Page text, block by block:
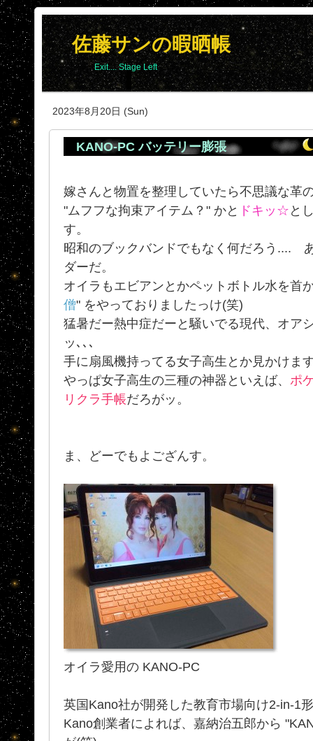
佐藤サンの暇晒帳
Exit.... Stage Left
2023年8月20日 (Sun)
KANO-PC バッテリー膨張
嫁さんと物置を整理していたら不思議な革
"ムフフな拘束アイテム？" かと ドキッ☆と
す。
昭和のブックバンドでもなく何だろう....
ダーだ。
オイラもエビアンとかペットボトル水を首
僧" をやっておりましたっけ(笑)
猛暑だー熱中症だーと騒いでる現代、オア
ッ､､､
手に扇風機持ってる女子高生とか見かけま
やっぱ女子高生の三種の神器といえば、 ポ
リクラ手帳だろがッ。
ま、どーでもよござんす。
オイラ愛用の KANO-PC
英国Kano社が開発した教育市場向け2-in-1
Kano創業者によれば、嘉納治五郎から